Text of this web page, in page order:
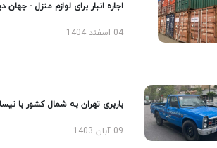
اجاره انبار برای لوازم منزل - جهان دپو
04 اسفند 1404
باربری تهران به شمال کشور با نیسان
09 آبان 1403